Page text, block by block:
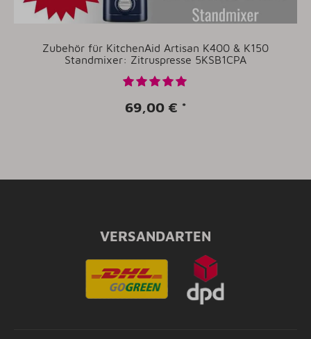
Zubehör für KitchenAid Artisan K400 & K150
Standmixer: Zitruspresse 5KSB1CPA
69,00 € *
VERSANDARTEN